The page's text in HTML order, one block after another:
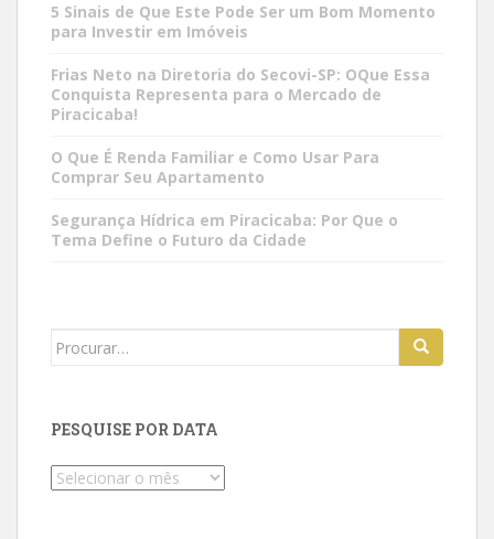
5 Sinais de Que Este Pode Ser um Bom Momento
para Investir em Imóveis
Frias Neto na Diretoria do Secovi-SP: OQue Essa
Conquista Representa para o Mercado de
Piracicaba!
O Que É Renda Familiar e Como Usar Para
Comprar Seu Apartamento
Segurança Hídrica em Piracicaba: Por Que o
Tema Define o Futuro da Cidade
Search
PESQUISE POR DATA
Pesquise